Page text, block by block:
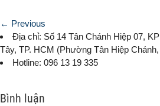
← Previous
Địa chỉ: Số 14 Tân Chánh Hiệp 07,
Tây, TP. HCM (Phường Tân Hiệp
Hotline: 096 13 19 335
Bình luận